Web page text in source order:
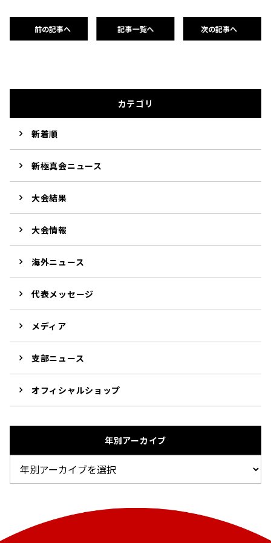
前の記事へ 記事一覧へ 次の記事へ
カテゴリ
新着順
新極真会ニュース
大会結果
大会情報
海外ニュース
代表メッセージ
メディア
支部ニュース
オフィシャルショップ
年別アーカイブ